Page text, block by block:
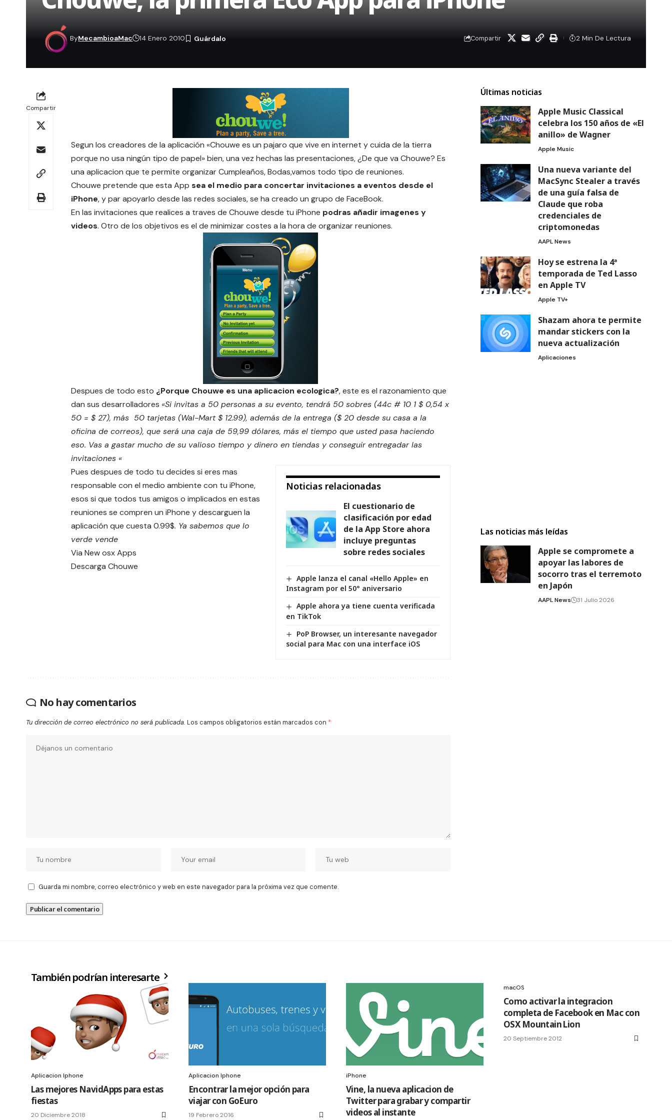
ByMecambioaMac 14 Enero 2010 Compartir 2 Min De Lectura
Compartir
Segun los creadores de la aplicación «Chouwe es un pajaro que vive en internet y cuida de la tierra
porque no usa ningún tipo de papel» bien, una vez hechas las presentaciones, ¿De que va Chouwe? Es
una aplicacion que te permite organizar Cumpleaños, Bodas,vamos todo tipo de reuniones.
Chouwe pretende que esta App sea el medio para concertar invitaciones a eventos desde el
iPhone, y par apoyarlo desde las redes sociales, se ha creado un grupo de FaceBook.
En las invitaciones que realices a traves de Chouwe desde tu iPhone podras añadir imagenes y
videos. Otro de los objetivos es el de minimizar costes a la hora de organizar reuniones.
Despues de todo esto ¿Porque Chouwe es una aplicacion ecologica?, este es el razonamiento que
dan sus desarrolladores «Si invitas a 50 personas a su evento, tendrá 50 sobres (44c # 10 1 $ 0,54 x
50 = $ 27), más 50 tarjetas (Wal-Mart $ 12.99), además de la entrega ($ 20 desde su casa a la
oficina de correos), que será una caja de 59,99 dólares, más el tiempo que usted pasa haciendo
eso. Vas a gastar mucho de su valioso tiempo y dinero en tiendas y conseguirentregadarlas
invitaciones «
Noticias relacionadas
El cuestionario de
clasificación por edad
de la App Store ahora
incluye preguntas
sobre redes sociales
Apple lanza el canal «Hello Apple» en
Instagram por el 50° aniversario
Apple ahora ya tiene cuenta verificada
en TikTok
PoP Browser, un interesante navegador
social para Mac con una interface iOS
Pues despues de todo tu decides si eres mas
responsable con el medio ambiente con tu iPhone,
esos si que todos tus amigos o implicados en estas
reuniones se compren un iPhone y descarguen la
aplicación que cuesta 0.99$. Ya sabemos que lo
verde vende
Via New osx Apps
Descarga Chouwe
No hay comentarios
Tu dirección de correo electrónico no será publicada. Los campos obligatorios están marcados con *
Guarda mi nombre, correo electrónico y web en este navegador para la próxima vez que comente.
Últimas noticias
Apple Music Classical
celebra los 150 años de «El
anillo» de Wagner
Apple Music
Una nueva variante del
MacSync Stealer a través
de una guía falsa de
Claude que roba
credenciales de
criptomonedas
AAPL News
Hoy se estrena la 4ª
temporada de Ted Lasso
en Apple TV
Apple TV+
Shazam ahora te permite
mandar stickers con la
nueva actualización
Aplicaciones
Las noticias más leídas
Apple se compromete a
apoyar las labores de
socorro tras el terremoto
en Japón
AAPL News 31 Julio 2026
También podrían interesarte
Aplicacion Iphone
Las mejores NavidApps para estas
fiestas
20 Diciembre 2018
Aplicacion Iphone
Encontrar la mejor opción para
viajar con GoEuro
19 Febrero 2016
iPhone
Vine, la nueva aplicacion de
Twitter para grabar y compartir
videos al instante
macOS
Como activar la integracion
completa de Facebook en Mac con
OSX Mountain Lion
20 Septiembre 2012